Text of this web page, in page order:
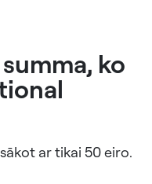
ko
ar tikai 50 eiro.